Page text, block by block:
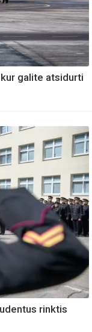
galite atsidurti
rinktis